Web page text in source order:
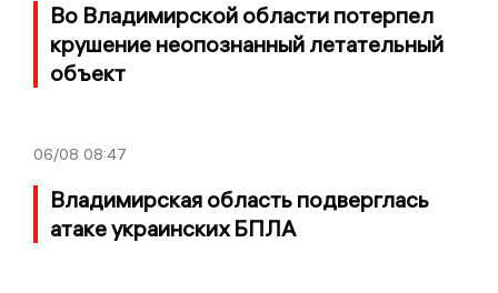
Во Владимирской области потерпел
крушение неопознанный летательный
объект
06/08 08:47
Владимирская область подверглась
атаке украинских БПЛА